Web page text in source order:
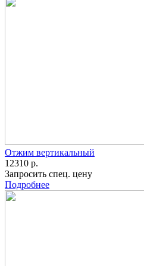
Отжим вертикальный
12310 р.
Запросить спец. цену
Подробнее